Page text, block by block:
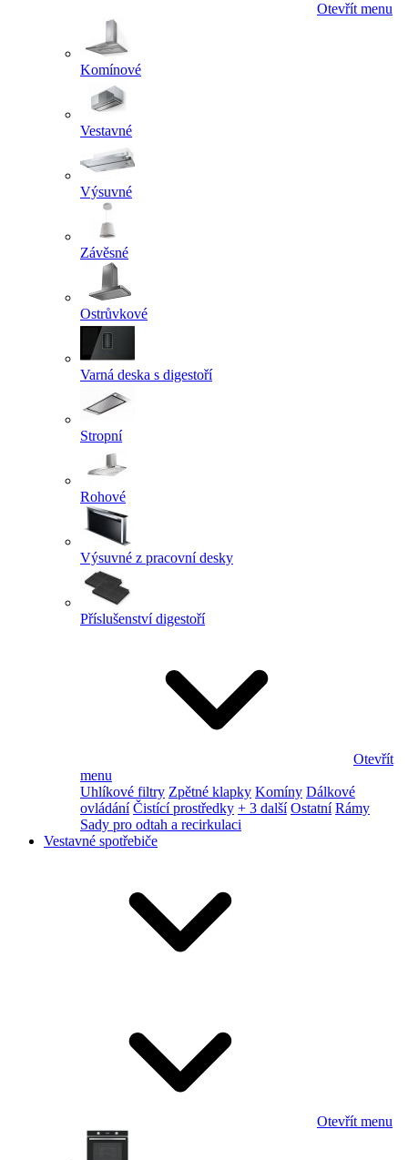
Otevřít menu
Komínové
Vestavné
Výsuvné
Závěsné
Ostrůvkové
Varná deska s digestoří
Stropní
Rohové
Výsuvné z pracovní desky
Příslušenství digestoří
Otevřít
menu
Uhlíkové filtry Zpětné klapky Komíny Dálkové
ovládání Čistící prostředky + 3 další Ostatní Rámy
Sady pro odtah a recirkulaci
Vestavné spotřebiče
Otevřít menu